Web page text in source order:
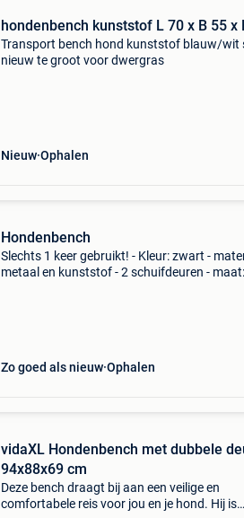
hondenbench kunststof L 70 x B 55 x
Transport bench hond kunststof blauw/wit
nieuw te groot voor dwergras
Nieuw Ophalen
Hondenbench
Slechts 1 keer gebruikt! - Kleur: zwart -
metaal en kunststof - 2 schuifdeuren -
Zo goed als nieuw Ophalen
vidaXL Hondenbench met dubbele
94x88x69 cm
Deze bench draagt bij aan een veilige en
comfortabele reis voor jou en je hond. Hij is